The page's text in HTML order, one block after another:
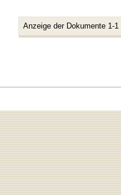
Anzeige der Dokumente 1-1